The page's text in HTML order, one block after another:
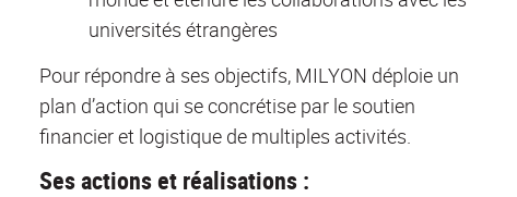
universités étrangères
Pour répondre à ses objectifs, MILYON déploie un
plan d’action qui se concrétise par le soutien
financier et logistique de multiples activités.
Ses actions et réalisations :